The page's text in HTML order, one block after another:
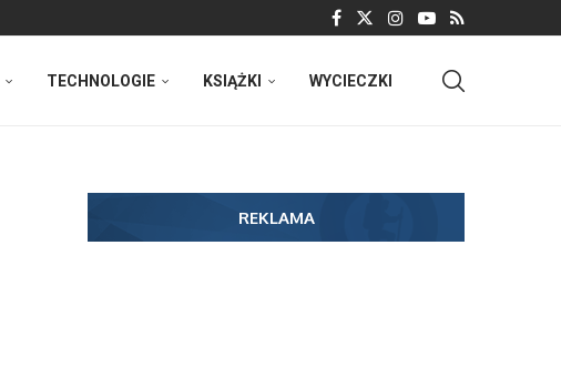
TECHNOLOGIE KSIĄŻKI WYCIECZKI
REKLAMA